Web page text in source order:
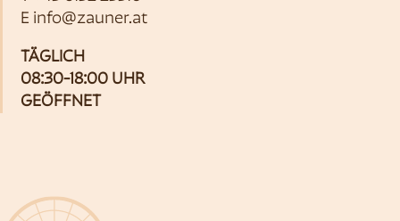
E info@zauner.at
TÄGLICH
08:30-18:00 UHR
GEÖFFNET